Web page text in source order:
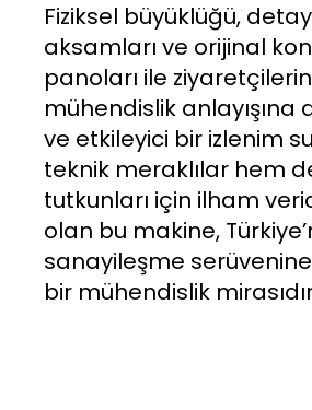
Fiziksel büyüklüğü,
aksamları ve orijinal
panoları ile
mühendislik anlayışına
ve etkileyici bir izlenim
teknik meraklılar hem
tutkunları için ilham
olan bu makine,
sanayileşme serüvenine
bir mühendislik